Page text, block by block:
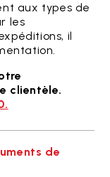
aux types de
les
il
clientèle.
de